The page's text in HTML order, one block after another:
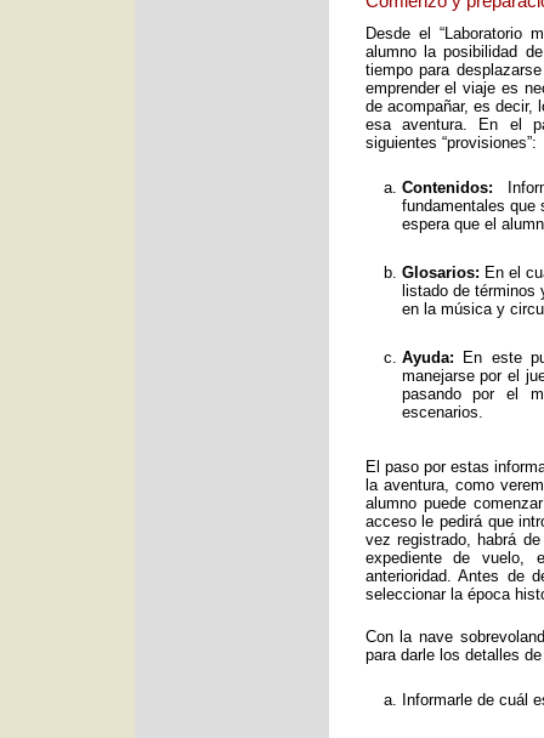
Desde el “Laboratorio
alumno la posibilidad
tiempo para
emprender el viaje es
de acompañar, es decir,
esa aventura. En el
siguientes “provisiones”:
Contenidos:
fundamentales que
espera que el
Glosarios: En el
listado de
en la música y
Ayuda: En este
manejarse por el
pasando por el
escenarios.
El paso por estas
la aventura, como
alumno puede
acceso le pedirá que
vez registrado, habrá
expediente de vuelo,
anterioridad. Antes de
seleccionar la época
Con la nave
para darle los detalles
Informarle de cuál